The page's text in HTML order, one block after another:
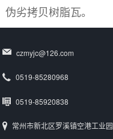
伪劣拷贝树脂瓦。
czmyjc@126.com
0519-85280968
0519-85920838
常州市新北区罗溪镇空港工业园